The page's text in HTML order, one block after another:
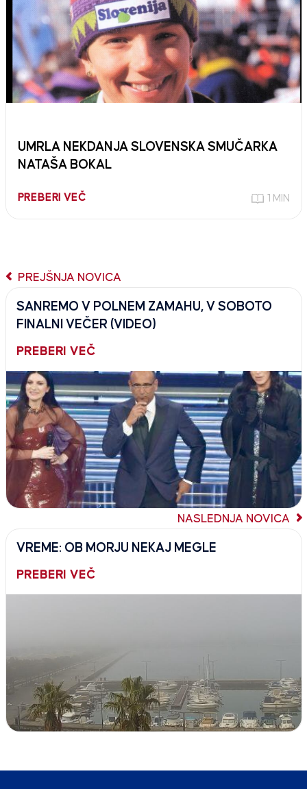
UMRLA NEKDANJA SLOVENSKA SMUČARKA
NATAŠA BOKAL
PREBERI VEČ 1 MIN
PREJŠNJA NOVICA
SANREMO V POLNEM ZAMAHU, V SOBOTO
FINALNI VEČER (VIDEO)
PREBERI VEČ
NASLEDNJA NOVICA
VREME: OB MORJU NEKAJ MEGLE
PREBERI VEČ